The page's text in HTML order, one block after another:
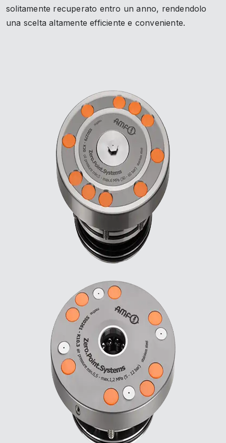
solitamente recuperato entro un anno, rendendolo
una scelta altamente efficiente e conveniente.